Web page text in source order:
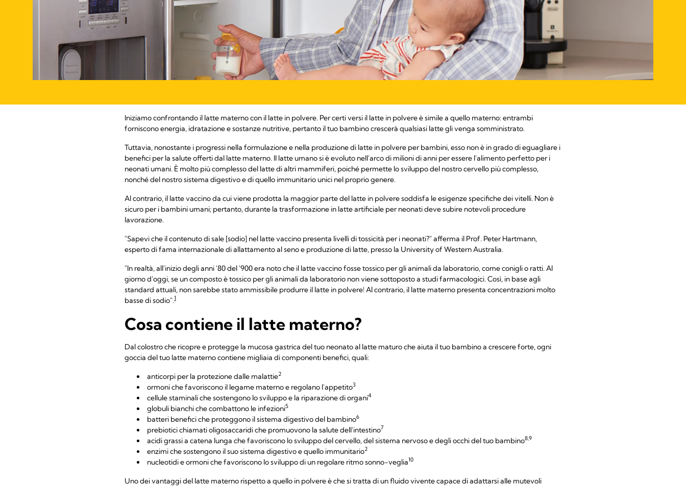
Iniziamo confrontando il latte materno con il latte in polvere. Per certi versi il latte in polvere è simile a quello materno: entrambi
forniscono energia, idratazione e sostanze nutritive, pertanto il tuo bambino crescerà qualsiasi latte gli venga somministrato.
Tuttavia, nonostante i progressi nella formulazione e nella produzione di latte in polvere per bambini, esso non è in grado di eguagliare i
benefici per la salute offerti dal latte materno. Il latte umano si è evoluto nell'arco di milioni di anni per essere l'alimento perfetto per i
neonati umani. È molto più complesso del latte di altri mammiferi, poiché permette lo sviluppo del nostro cervello più complesso,
nonché del nostro sistema digestivo e di quello immunitario unici nel proprio genere.
Al contrario, il latte vaccino da cui viene prodotta la maggior parte del latte in polvere soddisfa le esigenze specifiche dei vitelli. Non è
sicuro per i bambini umani; pertanto, durante la trasformazione in latte artificiale per neonati deve subire notevoli procedure
lavorazione.
"Sapevi che il contenuto di sale [sodio] nel latte vaccino presenta livelli di tossicità per i neonati?" afferma il Prof. Peter Hartmann,
esperto di fama internazionale di allattamento al seno e produzione di latte, presso la University of Western Australia.
"In realtà, all'inizio degli anni '80 del '900 era noto che il latte vaccino fosse tossico per gli animali da laboratorio, come conigli o ratti. Al
giorno d'oggi, se un composto è tossico per gli animali da laboratorio non viene sottoposto a studi farmacologici. Così, in base agli
standard attuali, non sarebbe stato ammissibile produrre il latte in polvere! Al contrario, il latte materno presenta concentrazioni molto
basse di sodio".1
Cosa contiene il latte materno?
Dal colostro che ricopre e protegge la mucosa gastrica del tuo neonato al latte maturo che aiuta il tuo bambino a crescere forte, ogni
goccia del tuo latte materno contiene migliaia di componenti benefici, quali:
anticorpi per la protezione dalle malattie2
ormoni che favoriscono il legame materno e regolano l'appetito3
cellule staminali che sostengono lo sviluppo e la riparazione di organi4
globuli bianchi che combattono le infezioni5
batteri benefici che proteggono il sistema digestivo del bambino6
prebiotici chiamati oligosaccaridi che promuovono la salute dell'intestino7
acidi grassi a catena lunga che favoriscono lo sviluppo del cervello, del sistema nervoso e degli occhi del tuo bambino8,9
enzimi che sostengono il suo sistema digestivo e quello immunitario2
nucleotidi e ormoni che favoriscono lo sviluppo di un regolare ritmo sonno-veglia10
Uno dei vantaggi del latte materno rispetto a quello in polvere è che si tratta di un fluido vivente capace di adattarsi alle mutevoli